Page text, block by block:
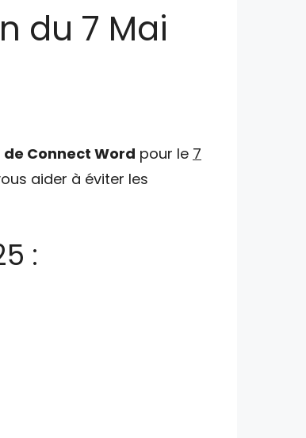
du 7 Mai
Connect Word pour le 7
aider à éviter les
: